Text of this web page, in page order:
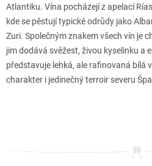
Atlantiku. Vína pocházejí z apelací
kde se pěstují typické odrůdy jako
Zuri. Společným znakem všech vín je
jim dodává svěžest, živou kyselinku a
představuje lehká, ale rafinovaná bílá
charakter i jedinečný terroir severu